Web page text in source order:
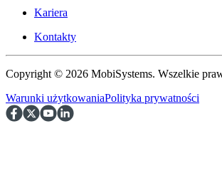
Kariera
Kontakty
Copyright © 2026 MobiSystems. Wszelkie
Warunki użytkowaniaPolityka prywatności